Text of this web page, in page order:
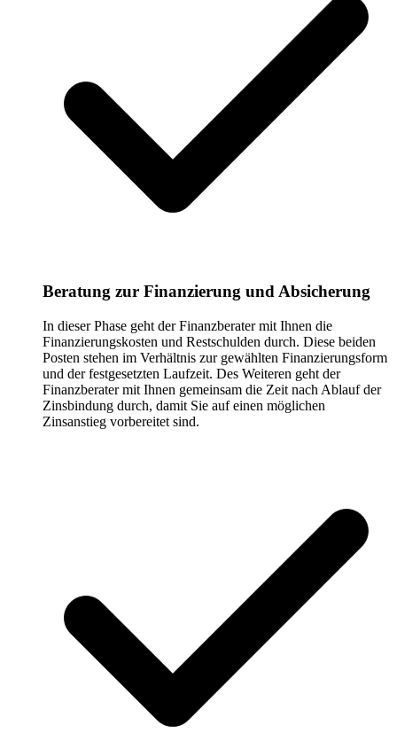
Beratung zur Finanzierung und Absicherung
In dieser Phase geht der Finanzberater mit Ihnen die
Finanzierungskosten und Restschulden durch. Diese beiden
Posten stehen im Verhältnis zur gewählten Finanzierungsform
und der festgesetzten Laufzeit. Des Weiteren geht der
Finanzberater mit Ihnen gemeinsam die Zeit nach Ablauf der
Zinsbindung durch, damit Sie auf einen möglichen
Zinsanstieg vorbereitet sind.